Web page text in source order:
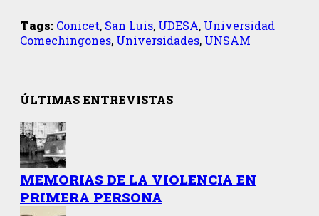
Tags: Conicet, San Luis, UDESA, Universidad
Comechingones, Universidades, UNSAM
ÚLTIMAS ENTREVISTAS
MEMORIAS DE LA VIOLENCIA EN
PRIMERA PERSONA